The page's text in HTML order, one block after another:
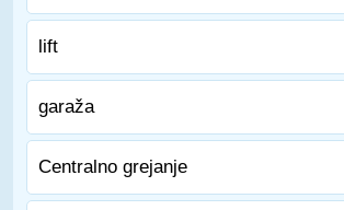
lift
garaža
Centralno grejanje